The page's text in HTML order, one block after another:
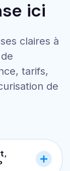
ici
claires à
tarifs,
de